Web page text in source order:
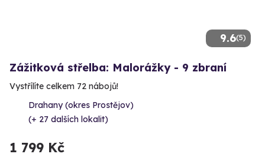
9.6(5)
Zážitková střelba: Malorážky - 9 zbraní
Vystřílíte celkem 72 nábojů!
Drahany (okres Prostějov)
(+ 27 dalších lokalit)
1 799 Kč